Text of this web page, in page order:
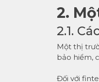
2.
2.1.
Một thị
bảo hiểm,
Đối với